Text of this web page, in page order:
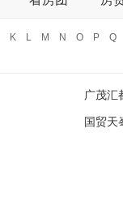
K L M N O P Q
广茂汇
国贸天